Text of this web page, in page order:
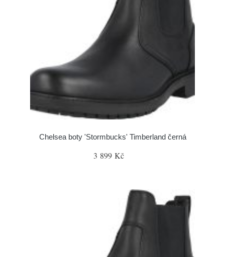
Chelsea boty 'Stormbucks' Timberland černá
3 899 Kč